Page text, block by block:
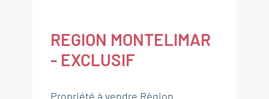
REGION MONTELIMAR
- EXCLUSIF
Propriété à vendre Région